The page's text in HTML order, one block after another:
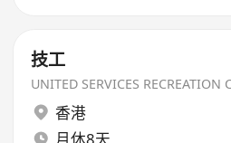
技工
香港
月休8天